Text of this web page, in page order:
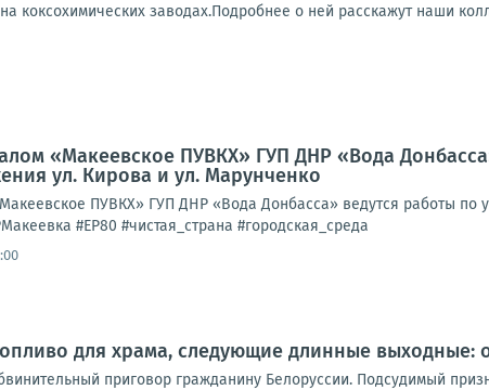
коксохимических заводах.Подробнее о ней расскажут наши
«Макеевское ПУВКХ» ГУП ДНР «Вода
ул. Кирова и ул. Марунченко
ПУВКХ» ГУП ДНР «Вода Донбасса» ведутся работы по
#ЕР80 #чистая_страна #городская_среда
для храма, следующие длинные выходные:
приговор гражданину Белоруссии. Подсудимый